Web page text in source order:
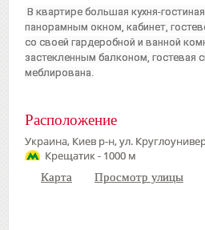
В квартире большая кухня-
панорамным окном, кабинет,
со своей гардеробной и ванной
застекленным балконом, гостевая
меблирована.
Расположение
Украина, Киев р-н, ул.
Крещатик - 1000 м
Карта Просмотр улицы